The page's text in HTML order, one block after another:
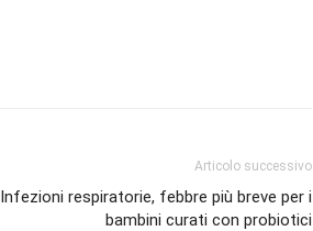
Articolo successivo
Infezioni respiratorie, febbre più breve per i
bambini curati con probiotici